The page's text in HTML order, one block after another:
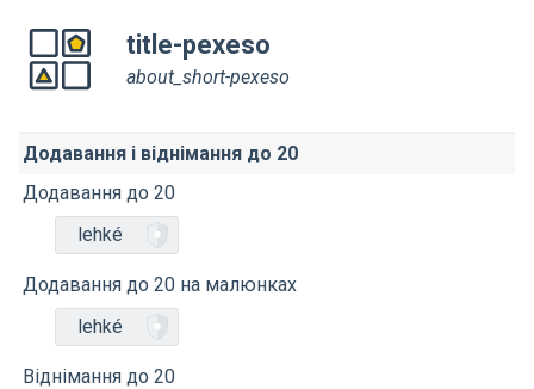
title-pexeso
about_short-pexeso
Додавання і віднімання до 20
Додавання до 20
lehké
Додавання до 20 на малюнках
lehké
Віднімання до 20